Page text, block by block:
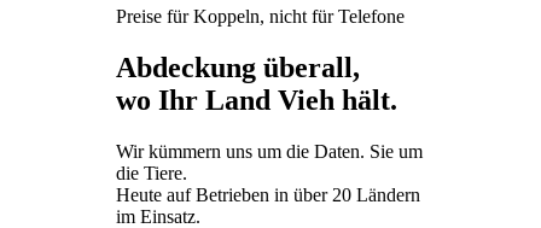
Preise für Koppeln, nicht für Telefone
Abdeckung überall,
wo Ihr Land Vieh hält.
Wir kümmern uns um die Daten. Sie um
die Tiere.
Heute auf Betrieben in über 20 Ländern
im Einsatz.